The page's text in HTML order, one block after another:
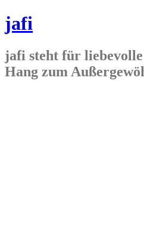
jafi
jafi steht für
Hang zum